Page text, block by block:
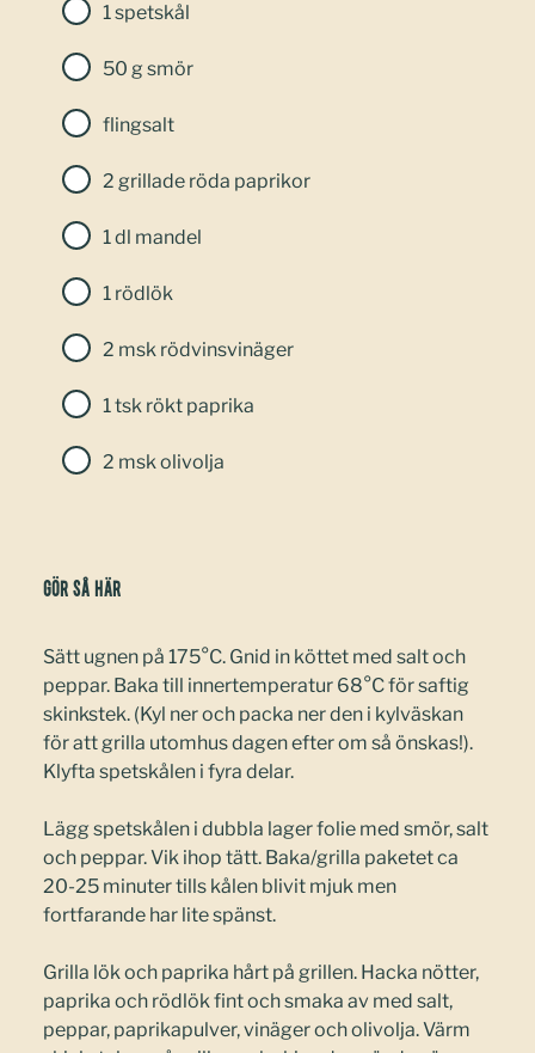
1 spetskål
50 g smör
flingsalt
2 grillade röda paprikor
1 dl mandel
1 rödlök
2 msk rödvinsvinäger
1 tsk rökt paprika
2 msk olivolja
Gör så här
Sätt ugnen på 175°C. Gnid in köttet med salt och
peppar. Baka till innertemperatur 68°C för saftig
skinkstek. (Kyl ner och packa ner den i kylväskan
för att grilla utomhus dagen efter om så önskas!).
Klyfta spetskålen i fyra delar.
Lägg spetskålen i dubbla lager folie med smör, salt
och peppar. Vik ihop tätt. Baka/grilla paketet ca
20-25 minuter tills kålen blivit mjuk men
fortfarande har lite spänst.
Grilla lök och paprika hårt på grillen. Hacka nötter,
paprika och rödlök fint och smaka av med salt,
peppar, paprikapulver, vinäger och olivolja. Värm